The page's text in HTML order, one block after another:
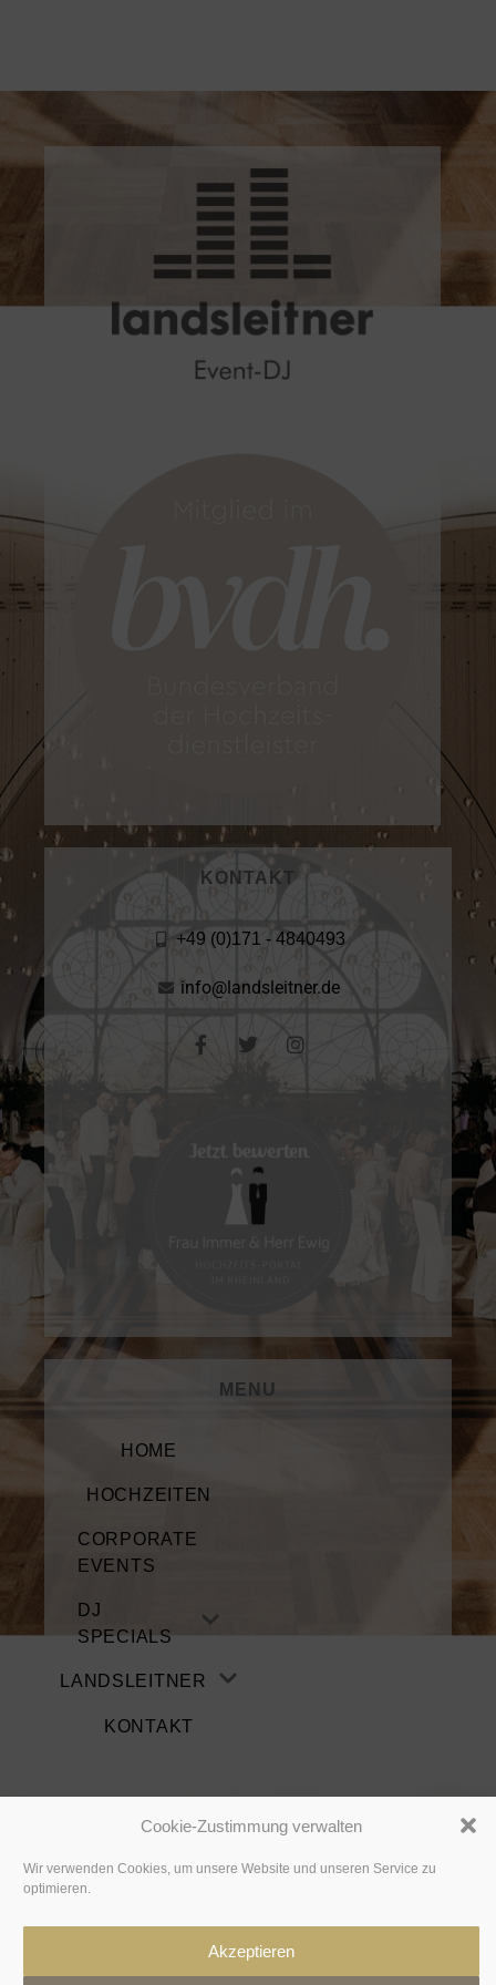
Cookie-Zustimmung verwalten
Wir verwenden Cookies, um unsere Website und unseren Service zu
optimieren.
Akzeptieren
KONTAKT
+49 (0)171 - 4840493
info@landsleitner.de
MENU
HOME
HOCHZEITEN
CORPORATE
EVENTS
DJ
SPECIALS
LANDSLEITNER
KONTAKT